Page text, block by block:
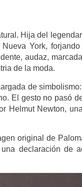
Hija del
York,
audaz,
de la moda.
de
El gesto no pasó
Helmut Newton,
original de
declaración de